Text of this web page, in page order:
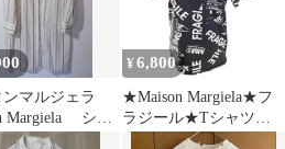
マルジェラ
Margiela シャ
ピース
¥ 6,800
★Maison Margiela★フ
ラジール★Tシャツ★S
サイズ相当★MM6